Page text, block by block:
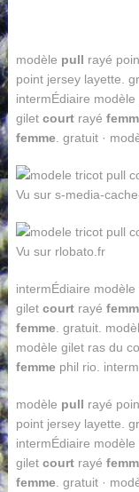
modèle pull rayé
point jersey layette.
intermÉdiaire modèle
gilet courtrayé
femme. gratuit ·
Vu sur s-media-
Vu sur rlobato.fr
intermÉdiaire modèle
gilet courtrayé
femme. gratuit.
modèle gilet ras du
femmephil rio.
modèle pull rayé
point jersey layette.
intermÉdiaire modèle
gilet courtrayé
femme. gratuit ·